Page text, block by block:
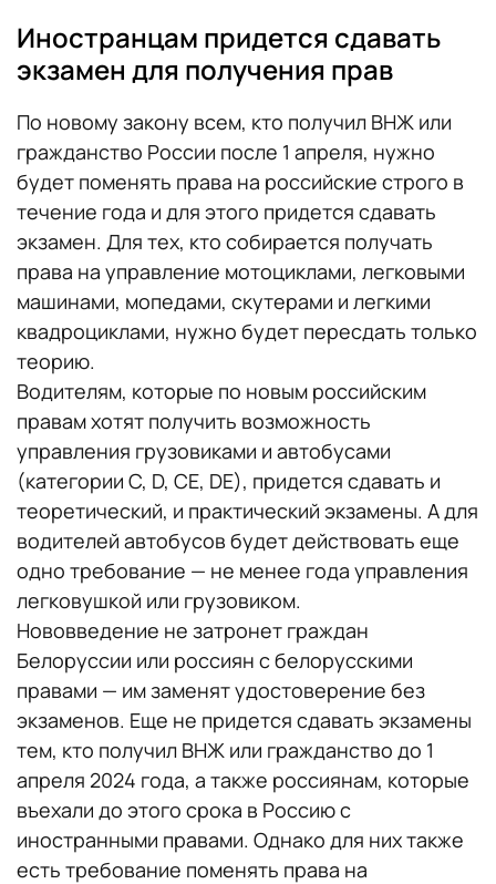
Иностранцам придется сдавать
экзамен для получения прав
По новому закону всем, кто получил ВНЖ или
гражданство России после 1 апреля, нужно
будет поменять права на российские строго в
течение года и для этого придется сдавать
экзамен. Для тех, кто собирается получать
права на управление мотоциклами, легковыми
машинами, мопедами, скутерами и легкими
квадроциклами, нужно будет пересдать только
теорию.
Водителям, которые по новым российским
правам хотят получить возможность
управления грузовиками и автобусами
(категории С, D, CE, DE), придется сдавать и
теоретический, и практический экзамены. А для
водителей автобусов будет действовать еще
одно требование — не менее года управления
легковушкой или грузовиком.
Нововведение не затронет граждан
Белоруссии или россиян с белорусскими
правами — им заменят удостоверение без
экзаменов. Еще не придется сдавать экзамены
тем, кто получил ВНЖ или гражданство до 1
апреля 2024 года, а также россиянам, которые
въехали до этого срока в Россию с
иностранными правами. Однако для них также
есть требование поменять права на